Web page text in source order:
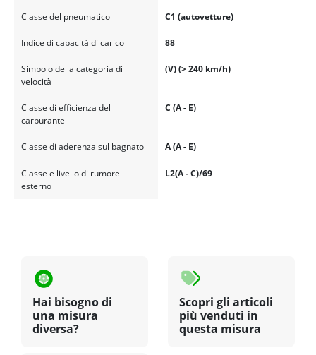
Classe del pneumatico C1 (autovetture)
Indice di capacità di carico 88
Simbolo della categoria di
velocità
(V) (> 240 km/h)
Classe di efficienza del
carburante
C (A - E)
Classe di aderenza sul bagnato A (A - E)
Classe e livello di rumore
esterno
L2(A - C)/69
Hai bisogno di
una misura
diversa?
Scopri gli articoli
più venduti in
questa misura